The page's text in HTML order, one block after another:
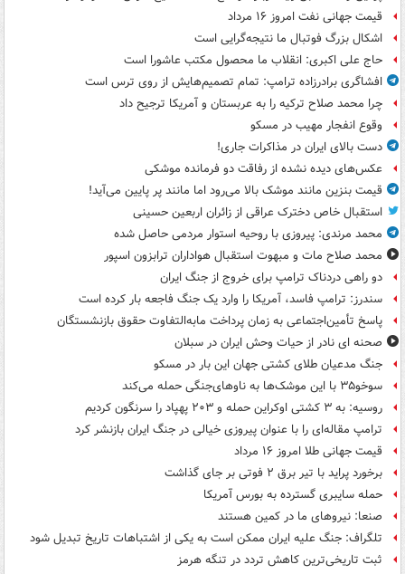
قیمت جهانی نفت امروز ۱۶ مرداد
اشکال بزرگ فوتبال ما نتیجه‌گرایی است
حاج علی اکبری: انقلاب ما محصول مکتب عاشورا است
افشاگری برادرزاده ترامپ: تمام تصمیم‌هایش از روی ترس است
چرا محمد صلاح ترکیه را به عربستان و آمریکا ترجیح داد
وقوع انفجار مهیب در مسکو
دست بالای ایران در مذاکرات جاری!
عکس‌های دیده نشده از رفاقت دو فرمانده‌ موشکی
قیمت بنزین مانند موشک بالا می‌رود اما مانند پر پایین می‌آید!
استقبال خاص دخترک عراقی از زائران اربعین حسینی
محمد مرندی: پیروزی با روحیه استوار مردمی حاصل شده
محمد صلاح مات و مبهوت استقبال هواداران ترابزون اسپور
دو راهی دردناک ترامپ برای خروج از جنگ ایران
سندرز: ترامپ فاسد، آمریکا را وارد یک جنگ فاجعه بار کرده است
پاسخ تأمین‌اجتماعی به زمان پرداخت مابه‌التفاوت حقوق بازنشستگان
صحنه ای نادر از حیات وحش ایران در سبلان
جنگ مدعیان طلای کشتی جهان این بار در مسکو
سوخو۳۵ با این موشک‌ها به ناوهای‌جنگی حمله می‌کند
روسیه: به ۳ کشتی اوکراین حمله و ۲۰۳ پهپاد را سرنگون کردیم
ترامپ مقاله‌ای را با عنوان پیروزی خیالی در جنگ ایران بازنشر کرد
قیمت جهانی طلا امروز ۱۶ مرداد
برخورد پراید با تیر برق ۲ فوتی بر جای گذاشت
حمله سایبری گسترده به بورس آمریکا
صنعا: نیروهای ما در کمین‌ هستند
تلگراف: جنگ علیه ایران ممکن است به یکی از اشتباهات تاریخ تبدیل شود
ثبت تاریخی‌ترین کاهش تردد در تنگه هرمز